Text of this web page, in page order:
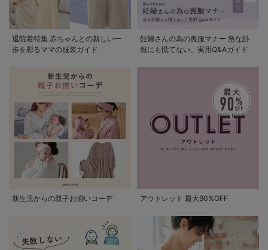
退院着特集 赤ちゃんとの新しい一
歩を彩るママの服装ガイド
妊婦さんの為の喪服マナー 急な訃
報にも慌てない。実用Q&Aガイド
新生児からの親子お揃いコーデ アウトレット 最大90%OFF